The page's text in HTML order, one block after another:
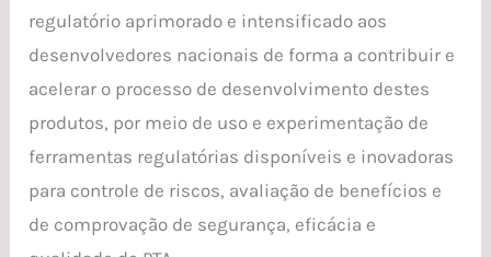
regulatório aprimorado e intensificado aos
desenvolvedores nacionais de forma a contribuir e
acelerar o processo de desenvolvimento destes
produtos, por meio de uso e experimentação de
ferramentas regulatórias disponíveis e inovadoras
para controle de riscos, avaliação de benefícios e
de comprovação de segurança, eficácia e